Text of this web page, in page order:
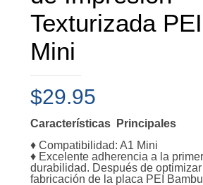
Texturizada
Mini
$29.95
Características Principales
♦ Compatibilidad: A1 Mini
♦ Excelente adherencia a la
durabilidad. Después de
fabricación de la placa PEI